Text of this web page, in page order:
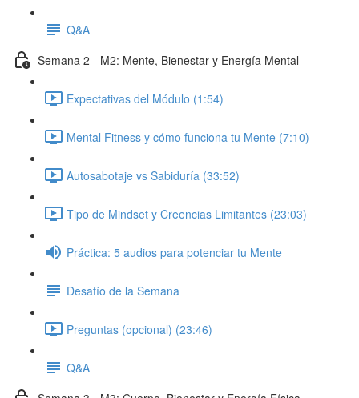
Q&A
Semana 2 - M2: Mente, Bienestar y Energía Mental
Expectativas del Módulo (1:54)
Mental Fitness y cómo funciona tu Mente (7:10)
Autosabotaje vs Sabiduría (33:52)
Tipo de Mindset y Creencias Limitantes (23:03)
Práctica: 5 audios para potenciar tu Mente
Desafío de la Semana
Preguntas (opcional) (23:46)
Q&A